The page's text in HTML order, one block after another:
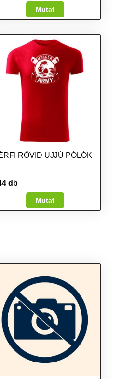
Mutat
RÖVID UJJÚ PÓLÓK
db
Mutat